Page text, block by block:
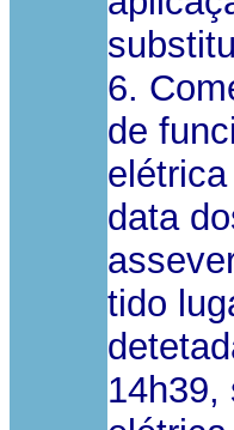
6.
de
data
tido
14h39,